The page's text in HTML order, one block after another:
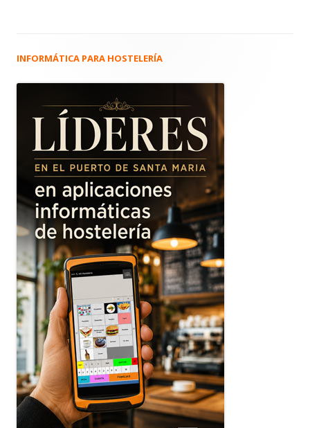
Barra
principal
INFORMÁTICA PARA HOSTELERÍA